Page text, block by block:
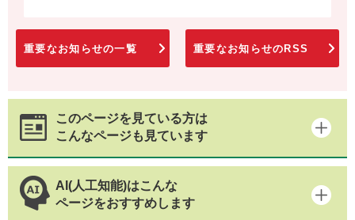
重要なお知らせの一覧 重要なお知らせのRSS
このページを見ている方は
こんなページも見ています
AI(人工知能)はこんな
ページをおすすめします